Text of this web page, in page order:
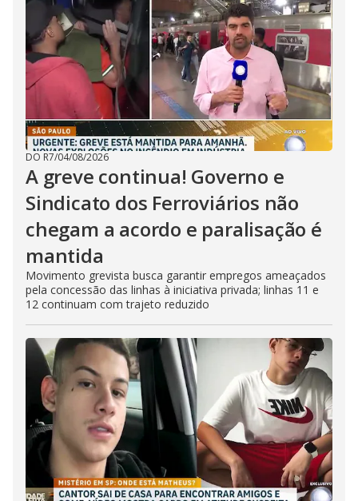
DO R7/04/08/2026
A greve continua! Governo e
Sindicato dos Ferroviários não
chegam a acordo e paralisação é
mantida
Movimento grevista busca garantir empregos ameaçados
pela concessão das linhas à iniciativa privada; linhas 11 e
12 continuam com trajeto reduzido